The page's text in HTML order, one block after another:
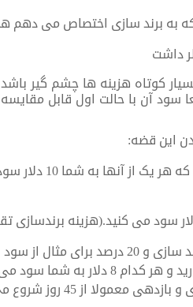
که به برند سازی اختصاص می دهم
داشت
کوتاه هزینه ها چشم گیر باشد
سود آن با حالت اول قابل
این قضه:
شروع می کنید به برند سازی و
10 مشتری قبلی را دارید و
از 45 روز شروع می شود)